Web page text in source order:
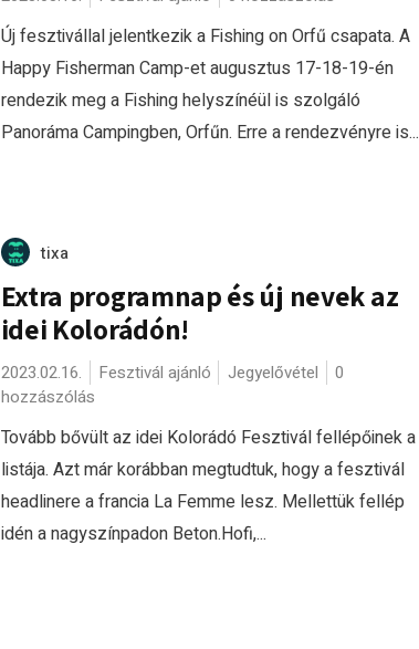
Új fesztivállal jelentkezik a Fishing on Orfű csapata. A
Happy Fisherman Camp-et augusztus 17-18-19-én
rendezik meg a Fishing helyszínéül is szolgáló
Panoráma Campingben, Orfűn. Erre a rendezvényre is...
tixa
Extra programnap és új nevek az
idei Kolorádón!
2023.02.16. Fesztivál ajánló Jegyelővétel
0
hozzászólás
Tovább bővült az idei Kolorádó Fesztivál fellépőinek a
listája. Azt már korábban megtudtuk, hogy a fesztivál
headlinere a francia La Femme lesz. Mellettük fellép
idén a nagyszínpadon Beton.Hofi,...